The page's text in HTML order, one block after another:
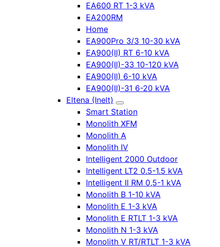
EA600 RT 1-3 kVA
EA200RM
Home
EA900Pro 3/3 10-30 kVA
EA900(II) RT 6-10 kVA
EA900(II)-33 10-120 kVA
EA900(II) 6-10 kVA
EA900(II)-31 6-20 kVA
Eltena (Inelt)
Smart Station
Monolith XFM
Monolith A
Monolith IV
Intelligent 2000 Outdoor
Intelligent LT2 0.5-1.5 kVA
Intelligent II RM 0,5-1 kVA
Monolith B 1-10 kVA
Monolith E 1-3 kVA
Monolith E RTLT 1-3 kVA
Monolith N 1-3 kVA
Monolith V RT/RTLT 1-3 kVA